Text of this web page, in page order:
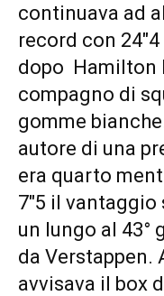
continuava ad
record con
dopo Hamilton
compagno di
gomme
autore di una
era quarto
7″5 il
un lungo al 43°
da Verstappen.
avvisava il box